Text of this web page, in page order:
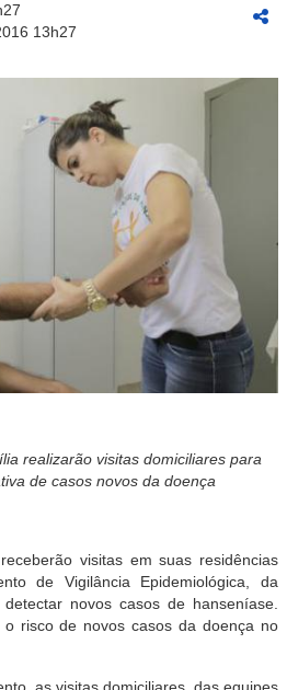
13h27
realizarão visitas domiciliares para
de casos novos da doença
visitas em suas residências
de Vigilância Epidemiológica, da
novos casos de hanseníase.
risco de novos casos da doença no
as visitas domiciliares, das equipes